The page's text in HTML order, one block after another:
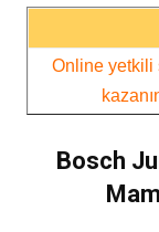
Online yetkili
Bosch